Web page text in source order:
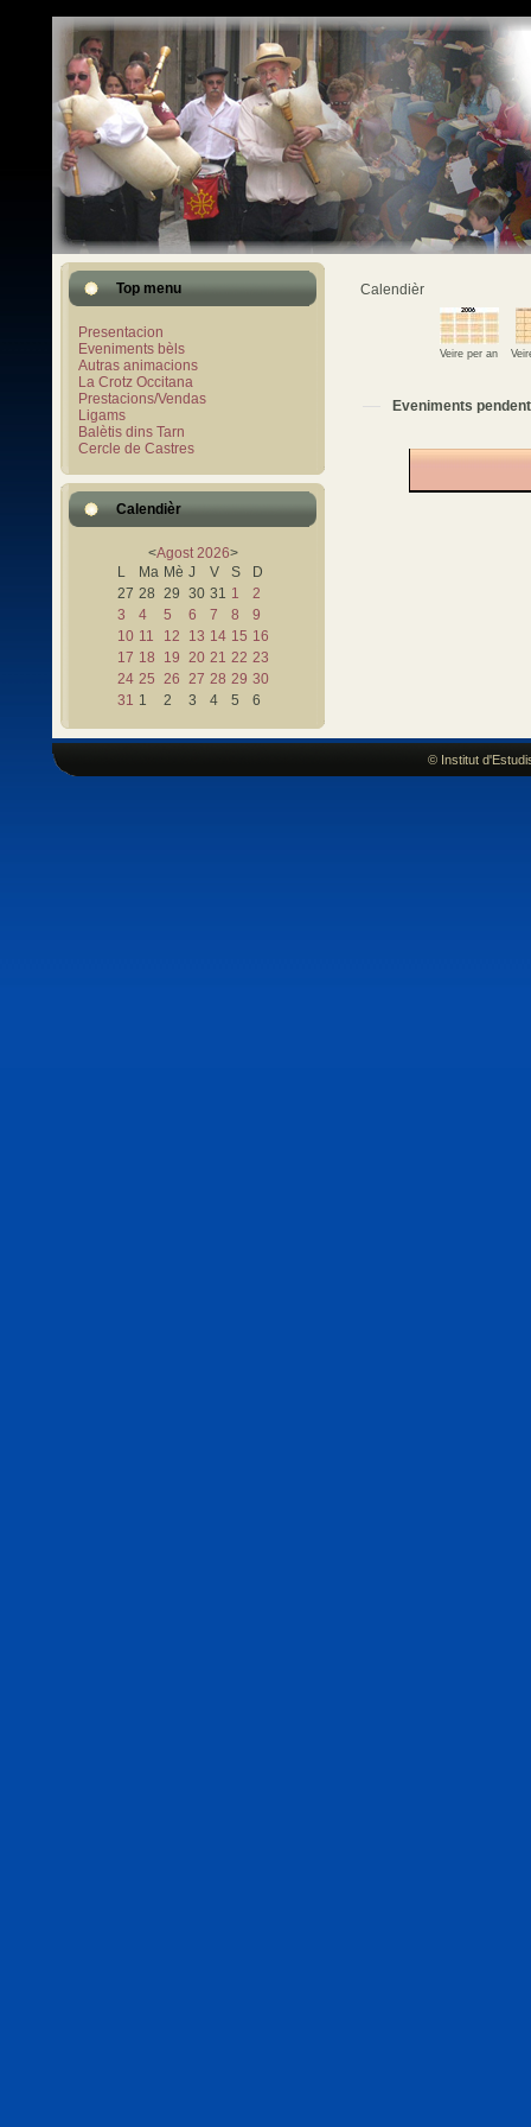
Top menu
Presentacion
Eveniments bèls
Autras animacions
La Crotz Occitana
Prestacions/Vendas
Ligams
Balètis dins Tarn
Cercle de Castres
Calendièr
<Agost 2026>
L
Ma Mè J V S
D
27 28 29 30 31 1
2
3
4 5 6 7 8
9
10 11 12 13 14 15 16
17 18 19 20 21 22 23
24 25 26 27 28 29 30
31 1 2 3 4 5 6
Calendièr
Veire per an
Eveniments pendent
© Institut